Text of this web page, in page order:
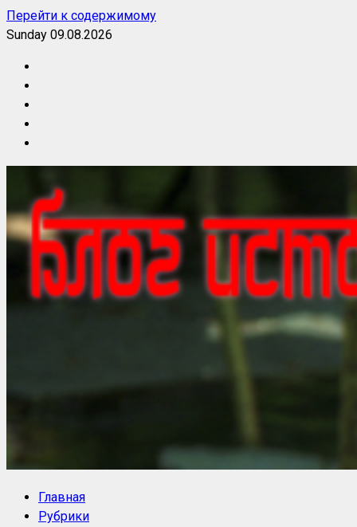
Перейти к содержимому
Sunday 09.08.2026
Блог историй NoorySan
Главная
Рубрики